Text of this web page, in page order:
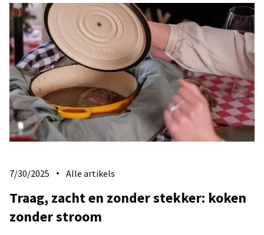
7/30/2025 Alle artikels
​Traag, zacht en zonder stekker: koken
zonder stroom